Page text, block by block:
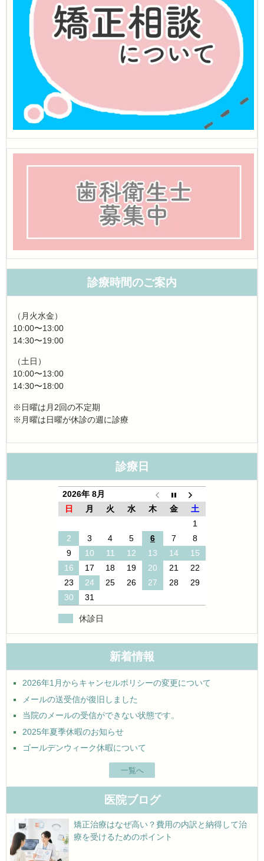
診療時間のご案内
（月火水金）
10:00〜13:00
14:30〜19:00
（土日）
10:00〜13:00
14:30〜18:00
※日曜は月2回の不定期
※月曜は日曜が休診の週に診療
診療日
2026年 8月
日
月 火 水 木 金
土
1
2
3 4 5 6 7
8
9
10 11 12 13 14
15
16
17 18 19 20 21
22
23
24 25 26 27 28
29
30
31
休診日
新着情報
2026年1月からキャンセルポリシーの変更について
メールの送受信が復旧しました
当院のメールの受信ができない状態です。
2025年夏季休暇のお知らせ
ゴールデンウィーク休暇について
一覧へ
医院ブログ
矯正治療はなぜ高い？費用の内訳と納得して治
療を受けるためのポイント